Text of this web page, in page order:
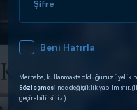
DİĞER SONUÇLAR
Şifre
Beni Hatırla
Merhaba, kullanmakta olduğunuz üyelik
Sözleşmesi’nde değişiklik
geçirebilirsiniz.)